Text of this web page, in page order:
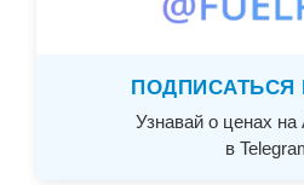
ПОДПИСАТЬСЯ
Узнавай о ценах
в